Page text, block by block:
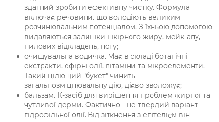
здатний зробити ефективну чистку. Формула
включає речовини, що володіють великим
розчинювальним потенціалом. З їхньою допомогою
видаляються залишки шкірного жиру, мейк-апу,
пилових відкладень, поту;
очищувальна водичка. Має в складі ботанічні
екстракти, ефірні олії, вітаміни та мікроелементи.
Такий цілющий "букет" чинить
загальнозміцнювальну дію, дієво зволожує;
бальзам. К-засіб для вирішення проблем жирної та
чутливої дерми. Фактично - це твердий варіант
гідрофільної олії. Від зіткнення з епітелієм він